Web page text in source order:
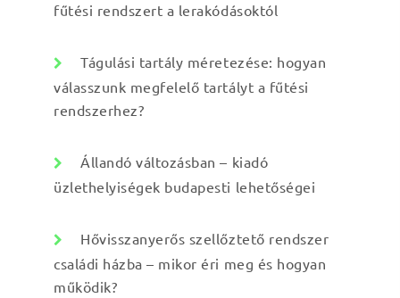
fűtési rendszert a lerakódásoktól
Tágulási tartály méretezése: hogyan
válasszunk megfelelő tartályt a fűtési
rendszerhez?
Állandó változásban – kiadó
üzlethelyiségek budapesti lehetőségei
Hővisszanyerős szellőztető rendszer
családi házba – mikor éri meg és hogyan
működik?